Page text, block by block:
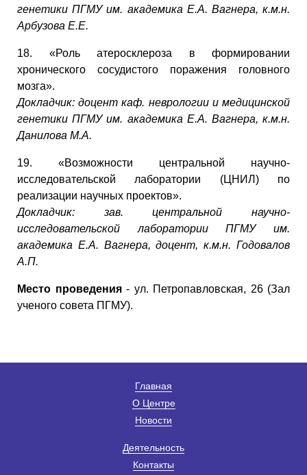
генетики ПГМУ им. академика Е.А. Вагнера, к.м.н.
Арбузова Е.Е.
18. «Роль атеросклероза в формировании
хронического сосудистого поражения головного
мозга».
Докладчик: доцент каф. неврологии и медицинской
генетики ПГМУ им. академика Е.А. Вагнера, к.м.н.
Данилова М.А.
19. «Возможности центральной научно-
исследовательской лаборатории (ЦНИЛ) по
реализации научных проектов».
Докладчик: зав. центральной научно-
исследовательской лаборатории ПГМУ им.
академика Е.А. Вагнера, доцент, к.м.н. Годовалов
А.П.
Место проведения- ул. Петропавловская, 26 (Зал
ученого совета ПГМУ).
Главная
О Центре
Новости
Деятельность
Контакты